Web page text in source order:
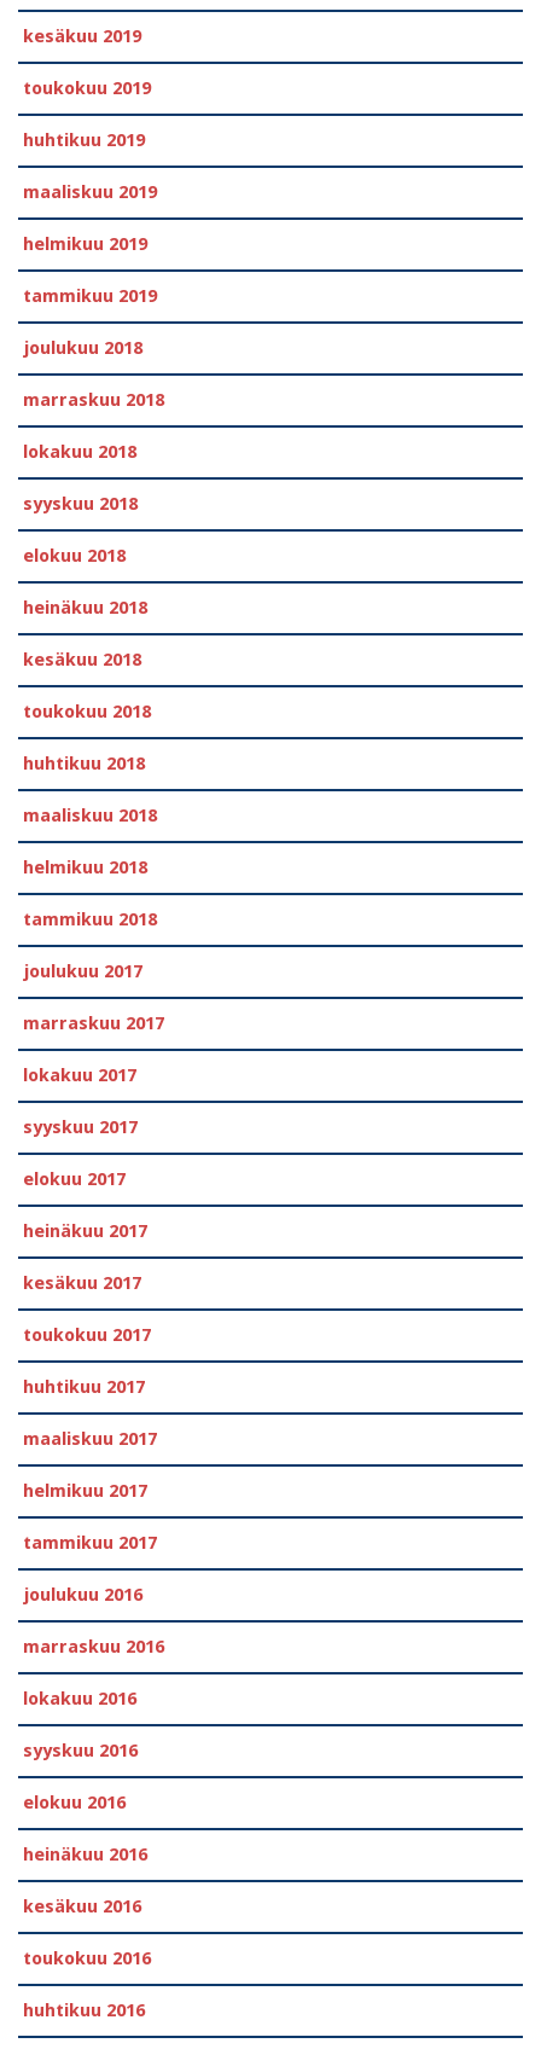
kesäkuu 2019
toukokuu 2019
huhtikuu 2019
maaliskuu 2019
helmikuu 2019
tammikuu 2019
joulukuu 2018
marraskuu 2018
lokakuu 2018
syyskuu 2018
elokuu 2018
heinäkuu 2018
kesäkuu 2018
toukokuu 2018
huhtikuu 2018
maaliskuu 2018
helmikuu 2018
tammikuu 2018
joulukuu 2017
marraskuu 2017
lokakuu 2017
syyskuu 2017
elokuu 2017
heinäkuu 2017
kesäkuu 2017
toukokuu 2017
huhtikuu 2017
maaliskuu 2017
helmikuu 2017
tammikuu 2017
joulukuu 2016
marraskuu 2016
lokakuu 2016
syyskuu 2016
elokuu 2016
heinäkuu 2016
kesäkuu 2016
toukokuu 2016
huhtikuu 2016